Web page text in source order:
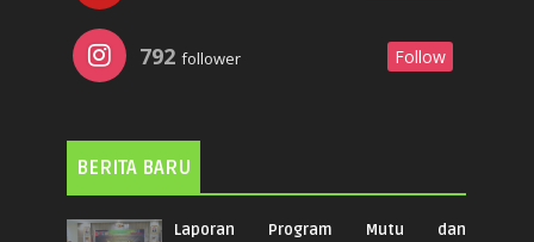
792 follower Follow
BERITA BARU
Laporan Program Mutu dan